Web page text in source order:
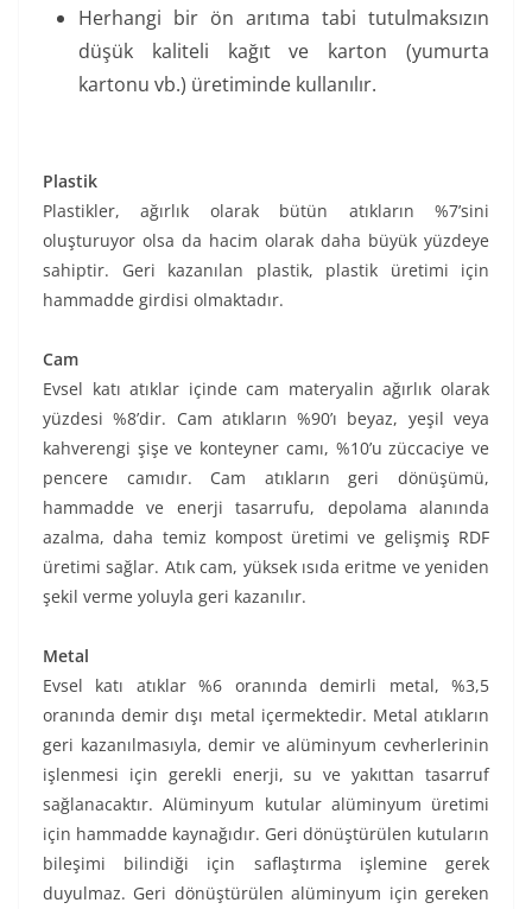
Herhangi bir ön arıtıma tabi tutulmaksızın
düşük kaliteli kağıt ve karton (yumurta
kartonu vb.) üretiminde kullanılır.
Plastik
Plastikler, ağırlık olarak bütün atıkların %7’sini
oluşturuyor olsa da hacim olarak daha büyük yüzdeye
sahiptir. Geri kazanılan plastik, plastik üretimi için
hammadde girdisi olmaktadır.
Cam
Evsel katı atıklar içinde cam materyalin ağırlık olarak
yüzdesi %8’dir. Cam atıkların %90’ı beyaz, yeşil veya
kahverengi şişe ve konteyner camı, %10’u züccaciye ve
pencere camıdır. Cam atıkların geri dönüşümü,
hammadde ve enerji tasarrufu, depolama alanında
azalma, daha temiz kompost üretimi ve gelişmiş RDF
üretimi sağlar. Atık cam, yüksek ısıda eritme ve yeniden
şekil verme yoluyla geri kazanılır.
Metal
Evsel katı atıklar %6 oranında demirli metal, %3,5
oranında demir dışı metal içermektedir. Metal atıkların
geri kazanılmasıyla, demir ve alüminyum cevherlerinin
işlenmesi için gerekli enerji, su ve yakıttan tasarruf
sağlanacaktır. Alüminyum kutular alüminyum üretimi
için hammadde kaynağıdır. Geri dönüştürülen kutuların
bileşimi bilindiği için saflaştırma işlemine gerek
duyulmaz. Geri dönüştürülen alüminyum için gereken